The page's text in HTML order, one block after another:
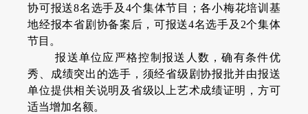
协可报送8名选手及4个集体节目；各小梅花培训基
地经报本省剧协备案后，可报送4名选手及2个集体
节目。
报送单位应严格控制报送人数，确有条件优
秀、成绩突出的选手，须经省级剧协报批并由报送
单位提供相关说明及省级以上艺术成绩证明，方可
适当增加名额。